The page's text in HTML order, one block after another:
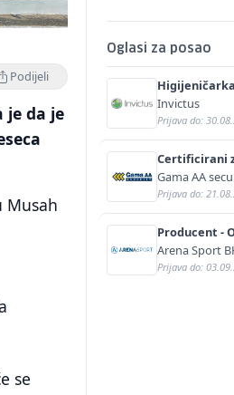
Podijeli
je da je
Musah
se
Oglasi za posao
Invictus
Prijava do:
Certificirani
diplomatska
Gama AA
Prijava do:
Producent -
Arena Sport
Prijava do: